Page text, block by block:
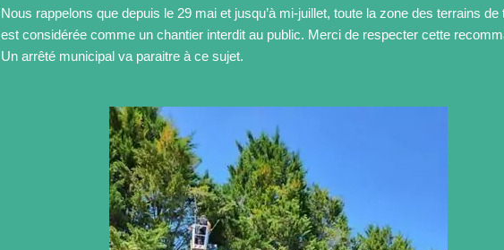
Nous rappelons que depuis le 29 mai et jusqu’à mi-juillet, toute la zone des terrains de
est considérée comme un chantier interdit au public. Merci de respecter cette
Un arrêté municipal va paraitre à ce sujet.